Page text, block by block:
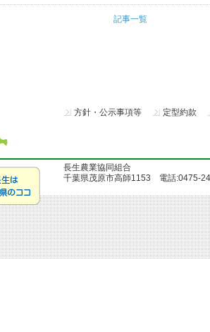
記事一覧
方針・公示事項等 定型約款
長生農業協同組合
千葉県茂原市高師1153 電話:0475-